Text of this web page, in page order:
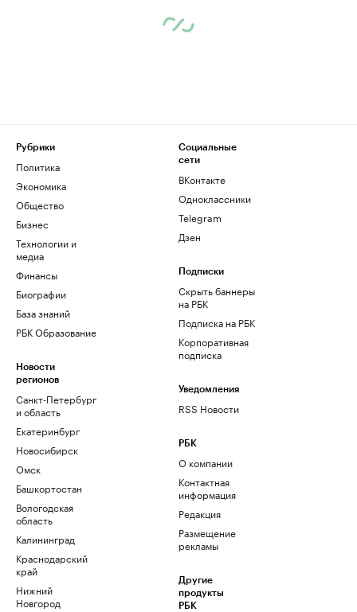
Рубрики
Политика
Экономика
Общество
Бизнес
Технологии и
медиа
Финансы
Биографии
База знаний
РБК Образование
Новости
регионов
Санкт-Петербург
и область
Екатеринбург
Новосибирск
Омск
Башкортостан
Вологодская
область
Калининград
Краснодарский
край
Нижний
Новгород
Социальные
сети
ВКонтакте
Одноклассники
Telegram
Дзен
Подписки
Скрыть баннеры
на РБК
Подписка на РБК
Корпоративная
подписка
Уведомления
RSS Новости
РБК
О компании
Контактная
информация
Редакция
Размещение
рекламы
Другие
продукты
РБК